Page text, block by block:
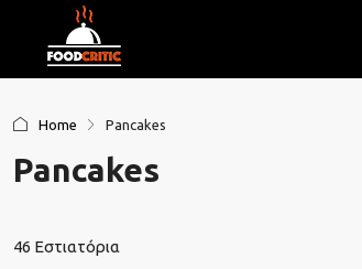
Home Pancakes
Pancakes
46 Εστιατόρια